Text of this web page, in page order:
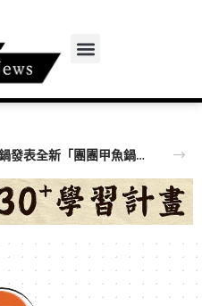
將生技精神帶入餐飲！立馬吃一鍋發表全新「團團甲魚鍋」 搶攻特色鍋物市場